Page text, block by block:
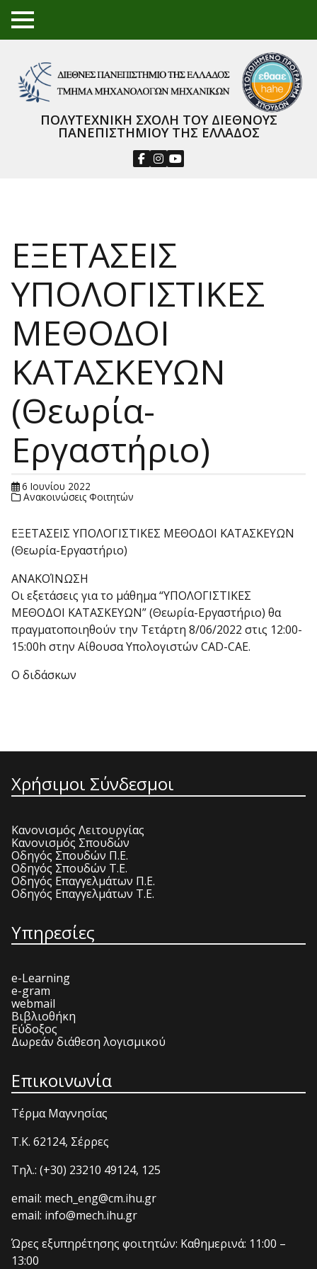
TO
GGL
NU
ΠΟΛΥΤΕΧΝΙΚΗ ΣΧΟΛΗ ΤΟΥ ΔΙΕΘΝΟΥΣ
ΠΑΝΕΠΙΣΤΗΜΙΟΥ ΤΗΣ ΕΛΛΑΔΟΣ
ΕΞΕΤΑΣΕΙΣ
ΥΠΟΛΟΓΙΣΤΙΚΕΣ
ΜΕΘΟΔΟΙ
ΚΑΤΑΣΚΕΥΩΝ
(Θεωρία-
Εργαστήριο)
6 Ιουνίου 2022
Ανακοινώσεις Φοιτητών
ΕΞΕΤΑΣΕΙΣ ΥΠΟΛΟΓΙΣΤΙΚΕΣ ΜΕΘΟΔΟΙ ΚΑΤΑΣΚΕΥΩΝ
(Θεωρία-Εργαστήριο)
ΑΝΑΚΟΊΝΩΣΗ
Οι εξετάσεις για το μάθημα “ΥΠΟΛΟΓΙΣΤΙΚΕΣ
ΜΕΘΟΔΟΙ ΚΑΤΑΣΚΕΥΩΝ” (Θεωρία-Εργαστήριο) θα
πραγματοποιηθούν την Τετάρτη 8/06/2022 στις 12:00-
15:00h στην Αίθουσα Υπολογιστών CAD-CAE.
Ο διδάσκων
Χρήσιμοι Σύνδεσμοι
Κανονισμός Λειτουργίας
Κανονισμός Σπουδών
Οδηγός Σπουδών Π.Ε.
Οδηγός Σπουδών Τ.Ε.
Οδηγός Επαγγελμάτων Π.Ε.
Οδηγός Επαγγελμάτων Τ.Ε.
Υπηρεσίες
e-Learning
e-gram
webmail
Βιβλιοθήκη
Εύδοξος
Δωρεάν διάθεση λογισμικού
Επικοινωνία
Τέρμα Μαγνησίας
T.K. 62124, Σέρρες
Τηλ.: (+30) 23210 49124, 125
email: mech_eng@cm.ihu.gr
email: info@mech.ihu.gr
Ώρες εξυπηρέτησης φοιτητών: Καθημερινά: 11:00 –
13:00